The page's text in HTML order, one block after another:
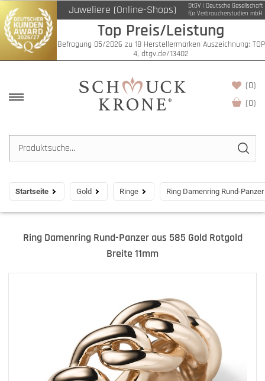
Juweliere (Online-Shops)
DtGV | Deutsche Gesellschaft
für Verbraucherstudien mbH
Top Preis/Leistung
Befragung 05/2026 zu 18 Herstellermarken Auszeichnung: TOP
4, dtgv.de/13402
(0)
(0)
Startseite Gold Ringe Ring Damenring Rund-
Ring Damenring Rund-Panzer aus 585 Gold Rotgold
Breite 11mm